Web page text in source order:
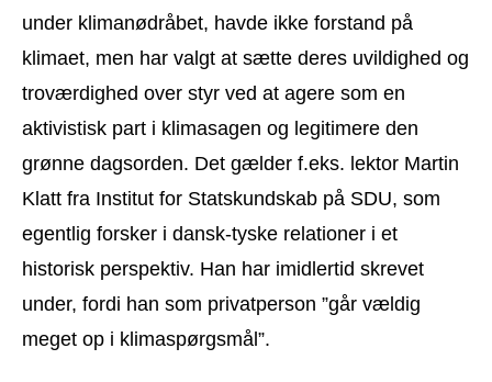
under klimanødråbet, havde ikke forstand på
klimaet, men har valgt at sætte deres uvildighed og
troværdighed over styr ved at agere som en
aktivistisk part i klimasagen og legitimere den
grønne dagsorden. Det gælder f.eks. lektor Martin
Klatt fra Institut for Statskundskab på SDU, som
egentlig forsker i dansk-tyske relationer i et
historisk perspektiv. Han har imidlertid skrevet
under, fordi han som privatperson ”går vældig
meget op i klimaspørgsmål”.